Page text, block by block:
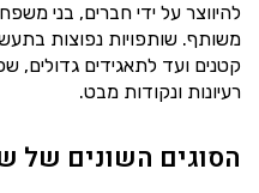
להיווצר על ידי חברים, בני
משותף. שותפויות נפוצות
קטנים ועד לתאגידים גדולים,
רעיונות ונקודות מבט.
הסוגים השונים של